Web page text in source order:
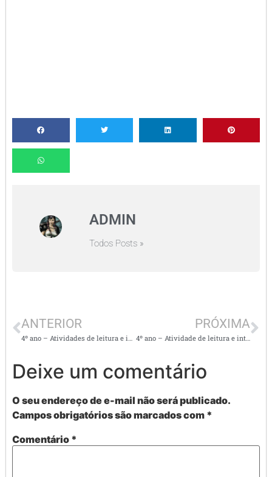
ADMIN
Todos Posts »
ANTERIOR PRÓXIMA
4º ano – Atividade de leitura e interpretação de texto
Deixe um comentário
O seu endereço de e-mail não será publicado.
Campos obrigatórios são marcados com *
Comentário *